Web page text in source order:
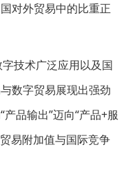
对外贸易中的比重正
技术广泛应用以及国
数字贸易展现出强劲
品输出”迈向“产品+服
易附加值与国际竞争